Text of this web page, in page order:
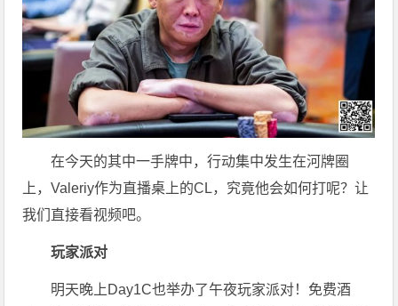
在今天的其中一手牌中，行动集中发生在河牌圈
上，Valeriy作为直播桌上的CL，究竟他会如何打呢？让
我们直接看视频吧。
玩家派对
明天晚上Day1C也举办了午夜玩家派对！免费酒